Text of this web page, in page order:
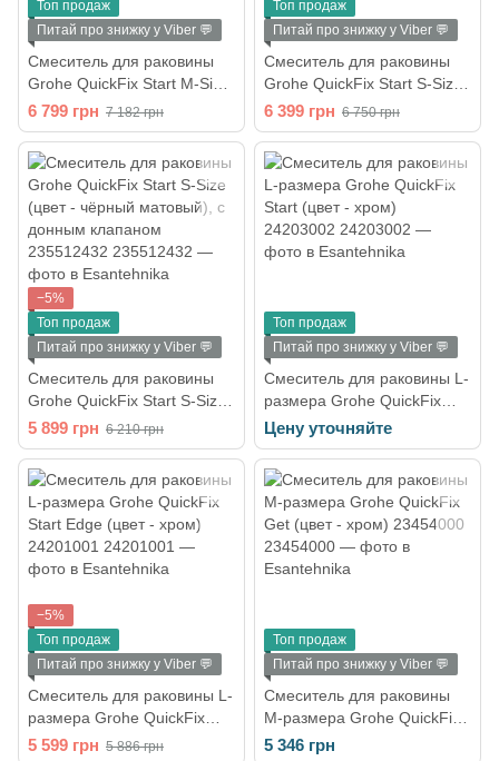
Топ продаж
Питай про знижку у Viber 💬
Смеситель для раковины
Grohe QuickFix Start M-Size
(цвет - чёрный матовый), с
донным клапаном
237462432
6 799 грн 7 182 грн
Топ продаж
Питай про знижку у Viber 💬
Смеситель для раковины
Grohe QuickFix Start S-Size
(цвет - чёрный матовый), с
донным клапаном
235502432
6 399 грн 6 750 грн
−5%
Топ продаж
Питай про знижку у Viber 💬
Смеситель для раковины
Grohe QuickFix Start S-Size
(цвет - чёрный матовый), с
донным клапаном
235512432
5 899 грн 6 210 грн
Топ продаж
Питай про знижку у Viber 💬
Смеситель для раковины L-
размера Grohe QuickFix
Start (цвет - хром)
24203002
Цену уточняйте
−5%
Топ продаж
Питай про знижку у Viber 💬
Смеситель для раковины L-
размера Grohe QuickFix
Start Edge (цвет - хром)
5 599 грн 5 886 грн
Топ продаж
Питай про знижку у Viber 💬
Смеситель для раковины
M-размера Grohe QuickFix
Get (цвет - хром) 23454000
5 346 грн